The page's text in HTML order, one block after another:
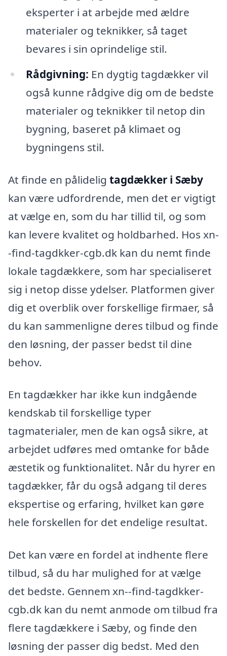
eksperter i at arbejde med ældre
materialer og teknikker, så taget
bevares i sin oprindelige stil.
Rådgivning: En dygtig tagdækker vil
også kunne rådgive dig om de bedste
materialer og teknikker til netop din
bygning, baseret på klimaet og
bygningens stil.
At finde en pålidelig tagdækker i Sæby
kan være udfordrende, men det er vigtigt
at vælge en, som du har tillid til, og som
kan levere kvalitet og holdbarhed. Hos xn-
-find-tagdkker-cgb.dk kan du nemt finde
lokale tagdækkere, som har specialiseret
sig i netop disse ydelser. Platformen giver
dig et overblik over forskellige firmaer, så
du kan sammenligne deres tilbud og finde
den løsning, der passer bedst til dine
behov.
En tagdækker har ikke kun indgående
kendskab til forskellige typer
tagmaterialer, men de kan også sikre, at
arbejdet udføres med omtanke for både
æstetik og funktionalitet. Når du hyrer en
tagdækker, får du også adgang til deres
ekspertise og erfaring, hvilket kan gøre
hele forskellen for det endelige resultat.
Det kan være en fordel at indhente flere
tilbud, så du har mulighed for at vælge
det bedste. Gennem xn--find-tagdkker-
cgb.dk kan du nemt anmode om tilbud fra
flere tagdækkere i Sæby, og finde den
løsning der passer dig bedst. Med den